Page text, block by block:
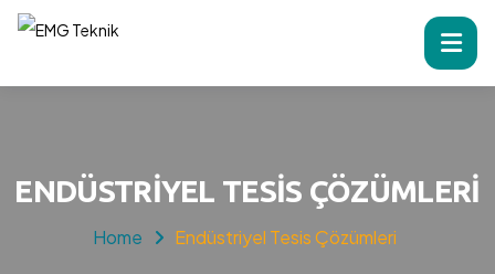
ENDÜSTRIYEL TESIS ÇÖZÜMLERI
Home Endüstriyel Tesis Çözümleri